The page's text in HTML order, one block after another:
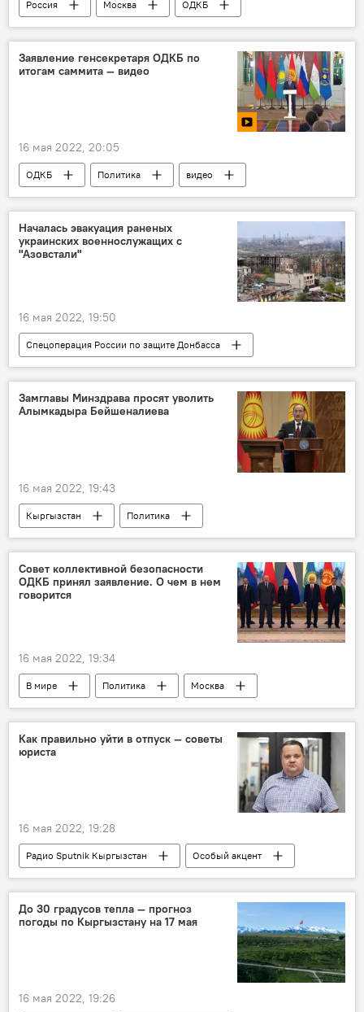
Россия Москва
ОДКБ
саммит
Владимир Путин
заявление
Заявление генсекретаря ОДКБ по
итогам саммита — видео
16 мая 2022, 20:05
ОДКБ Политика
видео
саммит
Москва
генеральный секретарь
Станислав Зась
заявление
Началась эвакуация раненых
украинских военнослужащих с
"Азовстали"
16 мая 2022, 19:50
Спецоперация России по защите Донбасса
В мире
Мариуполь
завод "Азовсталь"
эвакуация
Министерство обороны РФ
Замглавы Минздрава просят уволить
Алымкадыра Бейшеналиева
16 мая 2022, 19:43
Кыргызстан
Политика
Алымкадыр Бейшеналиев
Совет коллективной безопасности
ОДКБ принял заявление. О чем в нем
говорится
16 мая 2022, 19:34
В мире Политика
Москва
ОДКБ
Совет коллективной безопасности
Как правильно уйти в отпуск — советы
юриста
16 мая 2022, 19:28
Радио Sputnik Кыргызстан
Особый акцент
отпуск
работа
оплата
срок
До 30 градусов тепла — прогноз
погоды по Кыргызстану на 17 мая
16 мая 2022, 19:26